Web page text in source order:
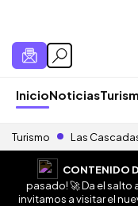
InicioNoticias
Turismo Las
CONTENIDO
pasado! 🚀 Da el salto
invitamos a visitar el